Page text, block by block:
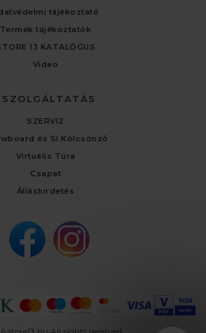
tájékoztató
Termék tájékoztatók
13 KATALÓGUS
Video
SZOLGÁLTATÁS
SZERVIZ
és Sí Kölcsönző
Virtuális Túra
Csapat
Álláshirdetés